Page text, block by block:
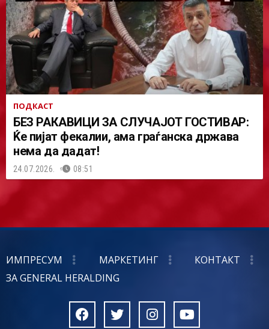
ПОДКАСТ
БЕЗ РАКАВИЦИ ЗА СЛУЧАЈОТ ГОСТИВАР:
Ќе пијат фекалии, ама граѓанска држава
нема да дадат!
24.07.2026. 08:51
ИМПРЕСУМ МАРКЕТИНГ
КОНТАКТ
ЗА GENERAL HERALDING